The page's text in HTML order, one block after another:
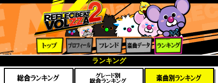
ィール
フレン
ド
楽曲デ
ータ
ング
ランキング